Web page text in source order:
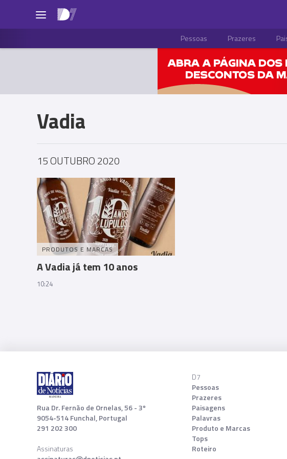
Pessoas Prazeres
Vadia
15 OUTUBRO 2020
PRODUTOS E MARCAS
A Vadia já tem 10 anos
10:24
Rua Dr. Fernão de Ornelas, 56 - 3º
9054-514 Funchal, Portugal
291 202 300
Assinaturas
D7
Pessoas
Prazeres
Paisagens
Palavras
Produto e Marcas
Tops
Roteiro